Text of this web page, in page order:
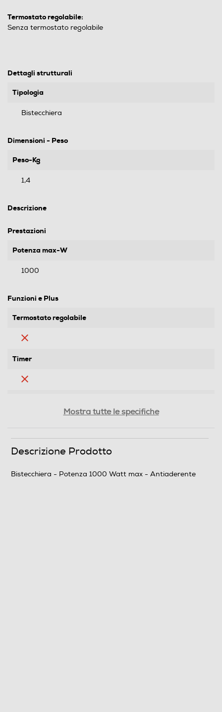
Termostato regolabile:
Senza termostato regolabile
Dettagli strutturali
Tipologia
Bistecchiera
Dimensioni - Peso
Peso-Kg
1,4
Descrizione
Prestazioni
Potenza max-W
1000
Funzioni e Plus
Termostato regolabile
Timer
Antiaderente
Mostra tutte le specifiche
Descrizione Prodotto
Bistecchiera - Potenza 1000 Watt max - Antiaderente